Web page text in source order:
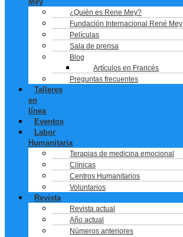
¿Quién es Rene Mey?
Fundación Internacional René Mey
Películas
Sala de prensa
Blog
Artículos en Francés
Preguntas frecuentes
Talleres
en
línea
Eventos
Labor
Humanitaria
Terapias de medicina emocional
Clínicas
Centros Humanitarios
Voluntarios
Revista
Revista actual
Año actual
Números anteriores